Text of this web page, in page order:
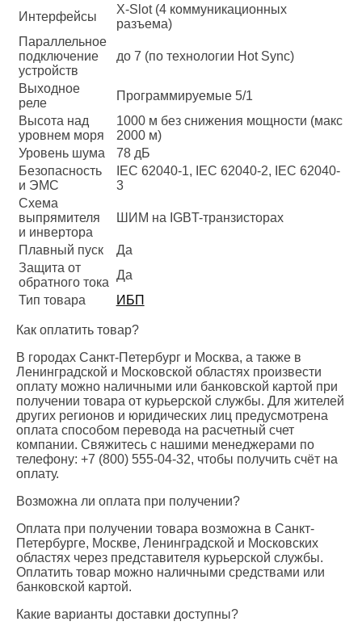
Интерфейсы
X-Slot (4 коммуникационных
разъема)
Параллельное
подключение
устройств
до 7 (по технологии Hot Sync)
Выходное
реле
Программируемые 5/1
Высота над
уровнем моря
1000 м без снижения мощности (макс
2000 м)
Уровень шума
78 дБ
Безопасность
и ЭМС
IEC 62040-1, IEC 62040-2, IEC 62040-
3
Схема
выпрямителя
и инвертора
ШИМ на IGBT-транзисторах
Плавный пуск
Да
Защита от
обратного тока
Да
Тип товара
ИБП
Как оплатить товар?
В городах Санкт-Петербург и Москва, а также в
Ленинградской и Московской областях произвести
оплату можно наличными или банковской картой при
получении товара от курьерской службы. Для жителей
других регионов и юридических лиц предусмотрена
оплата способом перевода на расчетный счет
компании. Свяжитесь с нашими менеджерами по
телефону: +7 (800) 555-04-32, чтобы получить счёт на
оплату.
Возможна ли оплата при получении?
Оплата при получении товара возможна в Санкт-
Петербурге, Москве, Ленинградской и Московских
областях через представителя курьерской службы.
Оплатить товар можно наличными средствами или
банковской картой.
Какие варианты доставки доступны?